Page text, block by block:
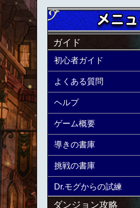
ガイド
初心者ガイド
よくある質問
ヘルプ
ゲーム概要
導きの書庫
挑戦の書庫
Dr.モグからの試練
ダンジョン攻略